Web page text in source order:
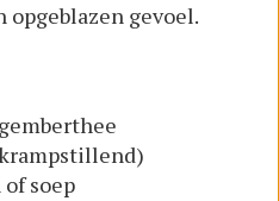
gevoel.
soep